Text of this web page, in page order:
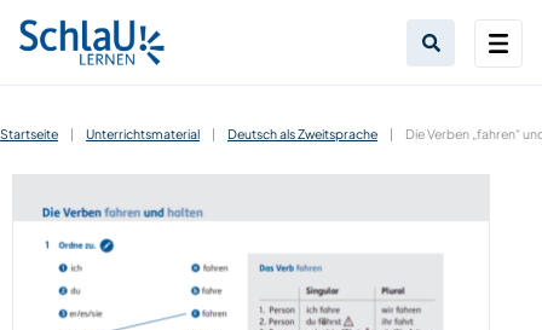
Startseite | Unterrichtsmaterial | Deutsch als Zweitsprache | Die Verben „fahren“